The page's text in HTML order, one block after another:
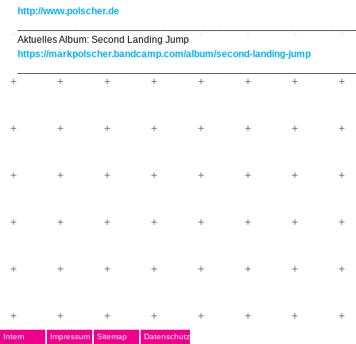
http://www.polscher.de
Aktuelles Album: Second Landing Jump
https://markpolscher.bandcamp.com/album/second-landing-jump
Intern Impressum Sitemap Datenschutz